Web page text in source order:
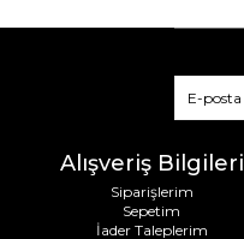
Alışveriş Bilgileri
Siparişlerim
Sepetim
İader Taleplerim